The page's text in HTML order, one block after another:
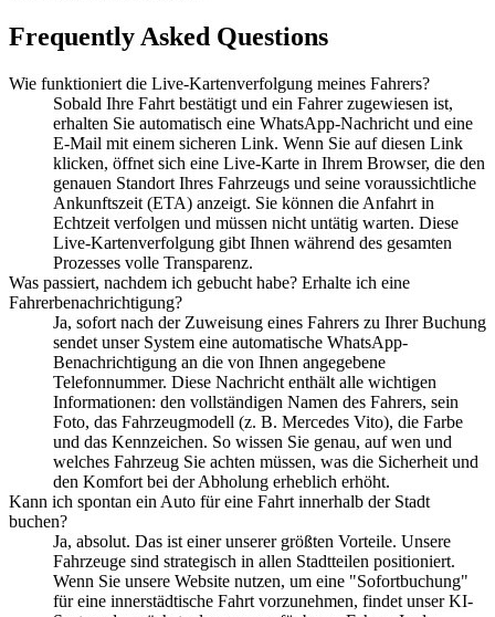
Frequently Asked Questions
Wie funktioniert die Live-Kartenverfolgung meines Fahrers?
Sobald Ihre Fahrt bestätigt und ein Fahrer zugewiesen ist,
erhalten Sie automatisch eine WhatsApp-Nachricht und eine
E-Mail mit einem sicheren Link. Wenn Sie auf diesen Link
klicken, öffnet sich eine Live-Karte in Ihrem Browser, die den
genauen Standort Ihres Fahrzeugs und seine voraussichtliche
Ankunftszeit (ETA) anzeigt. Sie können die Anfahrt in
Echtzeit verfolgen und müssen nicht untätig warten. Diese
Live-Kartenverfolgung gibt Ihnen während des gesamten
Prozesses volle Transparenz.
Was passiert, nachdem ich gebucht habe? Erhalte ich eine
Fahrerbenachrichtigung?
Ja, sofort nach der Zuweisung eines Fahrers zu Ihrer Buchung
sendet unser System eine automatische WhatsApp-
Benachrichtigung an die von Ihnen angegebene
Telefonnummer. Diese Nachricht enthält alle wichtigen
Informationen: den vollständigen Namen des Fahrers, sein
Foto, das Fahrzeugmodell (z. B. Mercedes Vito), die Farbe
und das Kennzeichen. So wissen Sie genau, auf wen und
welches Fahrzeug Sie achten müssen, was die Sicherheit und
den Komfort bei der Abholung erheblich erhöht.
Kann ich spontan ein Auto für eine Fahrt innerhalb der Stadt
buchen?
Ja, absolut. Das ist einer unserer größten Vorteile. Unsere
Fahrzeuge sind strategisch in allen Stadtteilen positioniert.
Wenn Sie unsere Website nutzen, um eine "Sofortbuchung"
für eine innerstädtische Fahrt vorzunehmen, findet unser KI-